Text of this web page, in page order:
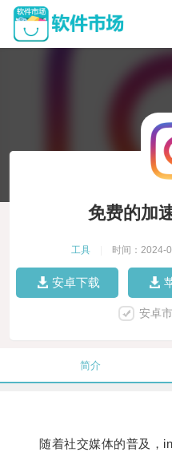
免费的加
工具 时间：2024-
安卓下载
安卓
简介
随着社交媒体的普及，